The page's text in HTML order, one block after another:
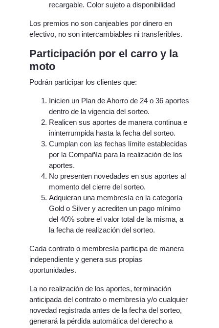
recargable. Color sujeto a disponibilidad
Los premios no son canjeables por dinero en
efectivo, no son intercambiables ni transferibles.
Participación por el carro y la
moto
Podrán participar los clientes que:
Inicien un Plan de Ahorro de 24 o 36 aportes
dentro de la vigencia del sorteo.
Realicen sus aportes de manera continua e
ininterrumpida hasta la fecha del sorteo.
Cumplan con las fechas límite establecidas
por la Compañía para la realización de los
aportes.
No presenten novedades en sus aportes al
momento del cierre del sorteo.
Adquieran una membresía en la categoría
Gold o Silver y acrediten un pago mínimo
del 40% sobre el valor total de la misma, a
la fecha de realización del sorteo.
Cada contrato o membresía participa de manera
independiente y genera sus propias
oportunidades.
La no realización de los aportes, terminación
anticipada del contrato o membresía y/o cualquier
novedad registrada antes de la fecha del sorteo,
generará la pérdida automática del derecho a